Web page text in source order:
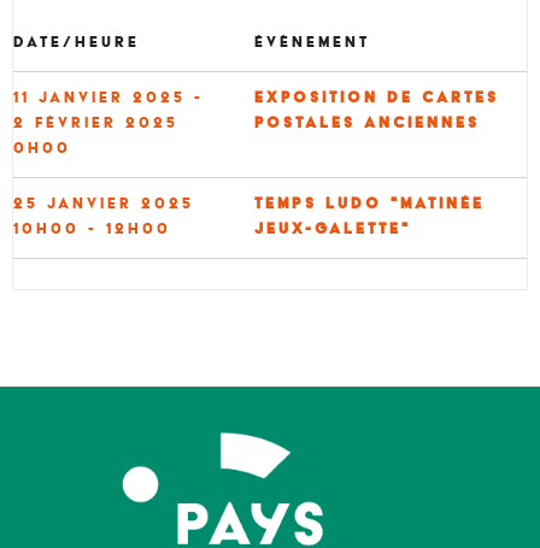
Date/heure Évènement
11 janvier 2025 -
2 février 2025
0h00
Exposition de cartes
postales anciennes
25 janvier 2025
10h00 - 12h00
Temps Ludo "Matinée
jeux-galette"